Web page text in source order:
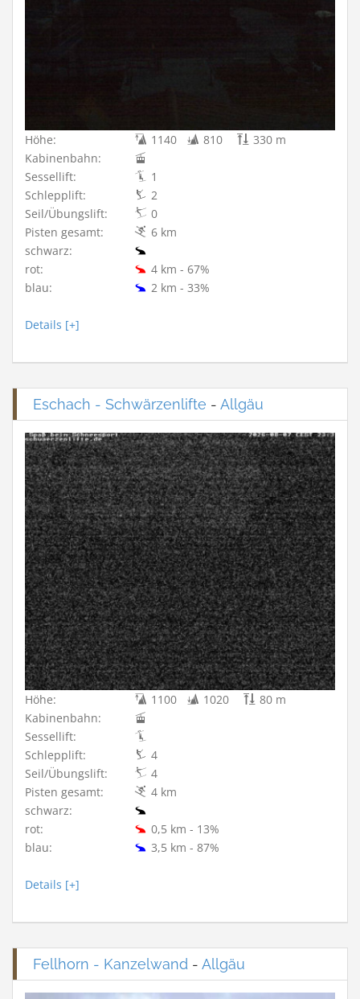
Höhe: 1140 810
330 m
Kabinenbahn:
Sessellift:
1
Schlepplift:
2
Seil/Übungslift:
0
Pisten gesamt:
6 km
schwarz:
rot:
4 km - 67%
blau:
2 km - 33%
Details [+]
Eschach - Schwärzenlifte - Allgäu
Höhe: 1100 1020
80 m
Kabinenbahn:
Sessellift:
Schlepplift:
4
Seil/Übungslift:
4
Pisten gesamt:
4 km
schwarz:
rot:
0,5 km - 13%
blau:
3,5 km - 87%
Details [+]
Fellhorn - Kanzelwand - Allgäu